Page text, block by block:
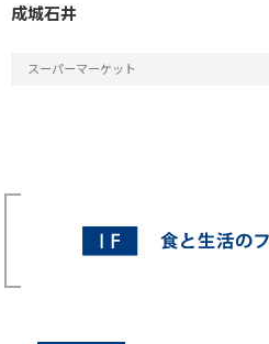
成城石井
スーパーマーケット